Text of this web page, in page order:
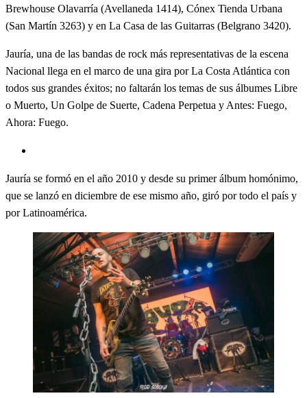
Brewhouse Olavarría (Avellaneda 1414), Cónex Tienda Urbana
(San Martín 3263) y en La Casa de las Guitarras (Belgrano 3420).
Jauría, una de las bandas de rock más representativas de la escena
Nacional llega en el marco de una gira por La Costa Atlántica con
todos sus grandes éxitos; no faltarán los temas de sus álbumes Libre
o Muerto, Un Golpe de Suerte, Cadena Perpetua y Antes: Fuego,
Ahora: Fuego.
Jauría se formó en el año 2010 y desde su primer álbum homónimo,
que se lanzó en diciembre de ese mismo año, giró por todo el país y
por Latinoamérica.